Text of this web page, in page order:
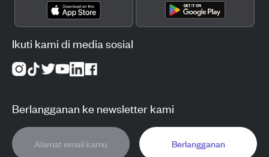
Ikuti kami di media sosial
Berlangganan ke newsletter kami
Berlangganan